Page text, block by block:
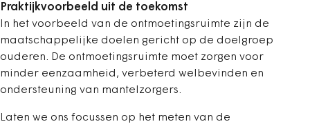
Praktijkvoorbeeld uit de toekomst
In het voorbeeld van de ontmoetingsruimte zijn de
maatschappelijke doelen gericht op de doelgroep
ouderen. De ontmoetingsruimte moet zorgen voor
minder eenzaamheid, verbeterd welbevinden en
ondersteuning van mantelzorgers.
Laten we ons focussen op het meten van de